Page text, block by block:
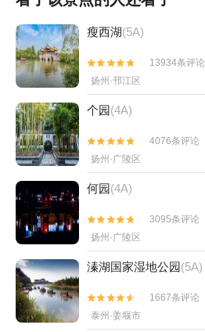
瘦西湖(5A)


13934条评论
扬州·邗江区
个园(4A)


4076条评论
扬州·广陵区
何园(4A)


3095条评论
扬州·广陵区
溱湖国家湿地公园(5A)


1667条评论
泰州·姜堰市